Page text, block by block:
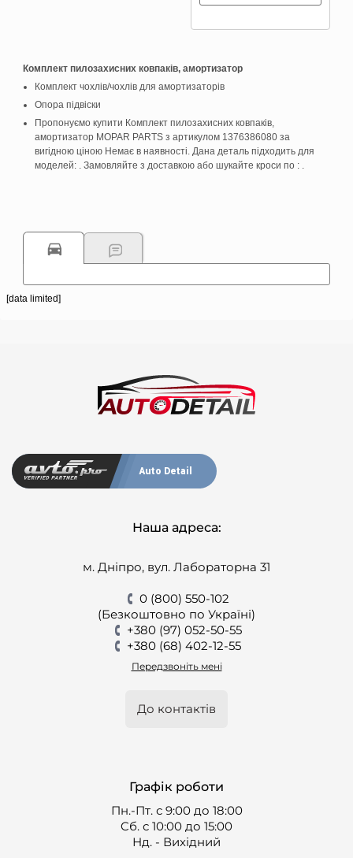
Комплект пилозахисних ковпаків, амортизатор
Комплект чохлів/чохлів для амортизаторів
Опора підвіски
Пропонуємо купити Комплект пилозахисних ковпаків,
амортизатор MOPAR PARTS з артикулом 1376386080 за
вигідною ціною Немає в наявності. Дана деталь підходить для
моделей: . Замовляйте з доставкою або шукайте кроси по : .
[data limited]
Auto Detail
Наша адреса:
м. Дніпро, вул. Лабораторна 31
0 (800) 550-102
(Безкоштовно по Україні)
+380 (97) 052-50-55
+380 (68) 402-12-55
Передзвоніть мені
До контактів
Графік роботи
Пн.-Пт. с 9:00 до 18:00
Cб. с 10:00 до 15:00
Нд. - Вихідний